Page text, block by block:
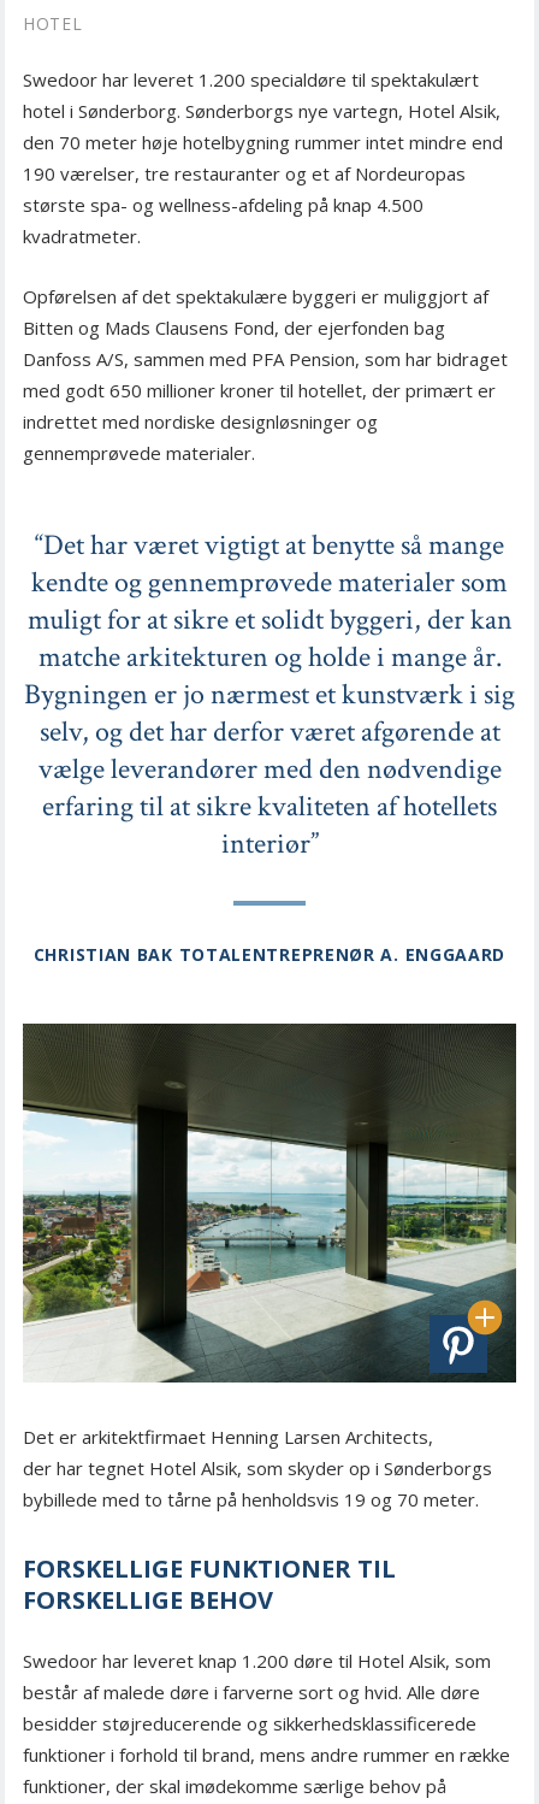
HOTEL
Swedoor har leveret 1.200 specialdøre til spektakulært
hotel i Sønderborg. Sønderborgs nye vartegn, Hotel Alsik,
den 70 meter høje hotelbygning rummer intet mindre end
190 værelser, tre restauranter og et af Nordeuropas
største spa- og wellness-afdeling på knap 4.500
kvadratmeter.
Opførelsen af det spektakulære byggeri er muliggjort af
Bitten og Mads Clausens Fond, der ejerfonden bag
Danfoss A/S, sammen med PFA Pension, som har bidraget
med godt 650 millioner kroner til hotellet, der primært er
indrettet med nordiske designløsninger og
gennemprøvede materialer.
“Det har været vigtigt at benytte så mange
kendte og gennemprøvede materialer som
muligt for at sikre et solidt byggeri, der kan
matche arkitekturen og holde i mange år.
Bygningen er jo nærmest et kunstværk i sig
selv, og det har derfor været afgørende at
vælge leverandører med den nødvendige
erfaring til at sikre kvaliteten af hotellets
interiør”
CHRISTIAN BAK TOTALENTREPRENØR A. ENGGAARD
Det er arkitektfirmaet Henning Larsen Architects,
der har tegnet Hotel Alsik, som skyder op i Sønderborgs
bybillede med to tårne på henholdsvis 19 og 70 meter.
FORSKELLIGE FUNKTIONER TIL
FORSKELLIGE BEHOV
Swedoor har leveret knap 1.200 døre til Hotel Alsik, som
består af malede døre i farverne sort og hvid. Alle døre
besidder støjreducerende og sikkerhedsklassificerede
funktioner i forhold til brand, mens andre rummer en række
funktioner, der skal imødekomme særlige behov på